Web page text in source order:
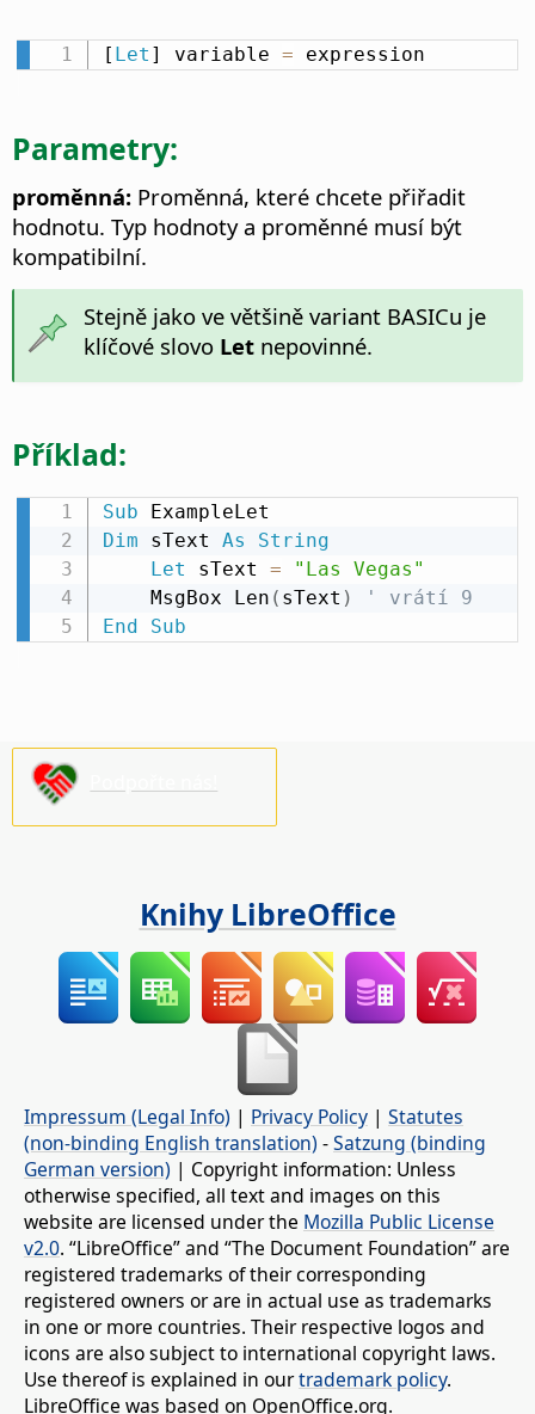
[ Let ] variable = expression
Parametry:
proměnná: Proměnná, které chcete přiřadit
hodnotu. Typ hodnoty a proměnné musí být
kompatibilní.
Stejně jako ve většině variant BASICu je
klíčové slovo Letnepovinné.
Příklad:
Sub
Dim sText As
String
Let sText =
"Las Vegas"
    MsgBox Len
( sText )
' vrátí 9
End
Sub
Knihy LibreOffice
Impressum (Legal Info) | Privacy Policy | Statutes
(non-binding English translation) -Satzung (binding
German version) | Copyright information: Unless
otherwise specified, all text and images on this
website are licensed under the Mozilla Public License
v2.0. “LibreOffice” and “The Document Foundation” are
registered trademarks of their corresponding
registered owners or are in actual use as trademarks
in one or more countries. Their respective logos and
icons are also subject to international copyright laws.
Use thereof is explained in ourtrademark policy.
LibreOffice was based on OpenOffice.org.